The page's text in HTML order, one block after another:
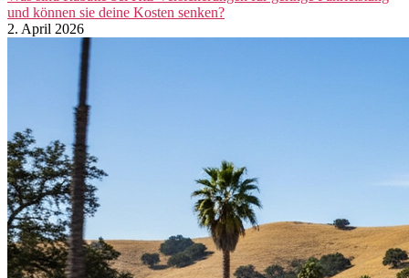
und können sie deine Kosten senken?
2. April 2026